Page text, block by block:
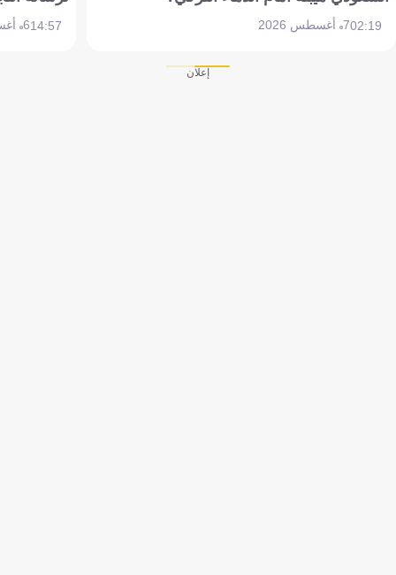
02:197 أغسطس 2026 14:576 أغسطس 2026
إعلان